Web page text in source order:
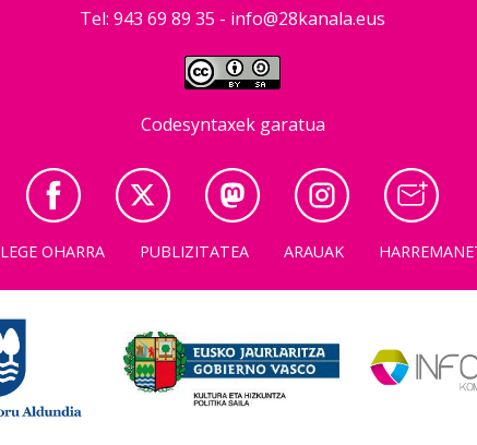
Tel: 943 69 89 35 - info@28kanala.eus
Codesyntaxek garatua
LEGE OHARRA PUBLIZITATEA ARAUAK